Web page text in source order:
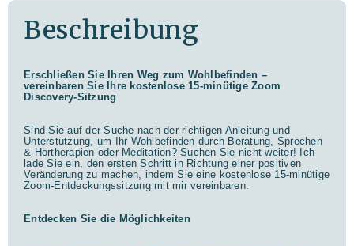
Beschreibung
Erschließen Sie Ihren Weg zum Wohlbefinden –
vereinbaren Sie Ihre kostenlose 15-minütige Zoom
Discovery-Sitzung
Sind Sie auf der Suche nach der richtigen Anleitung und
Unterstützung, um Ihr Wohlbefinden durch Beratung, Sprechen
& Hörtherapien oder Meditation? Suchen Sie nicht weiter! Ich
lade Sie ein, den ersten Schritt in Richtung einer positiven
Veränderung zu machen, indem Sie eine kostenlose 15-minütige
Zoom-Entdeckungssitzung mit mir vereinbaren.
Entdecken Sie die Möglichkeiten